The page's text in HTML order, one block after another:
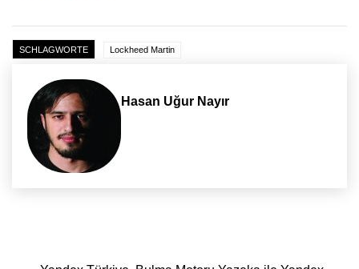
SCHLAGWORTE Lockheed Martin
Hasan Uğur Nayır